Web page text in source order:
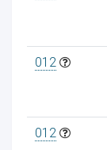
012
012